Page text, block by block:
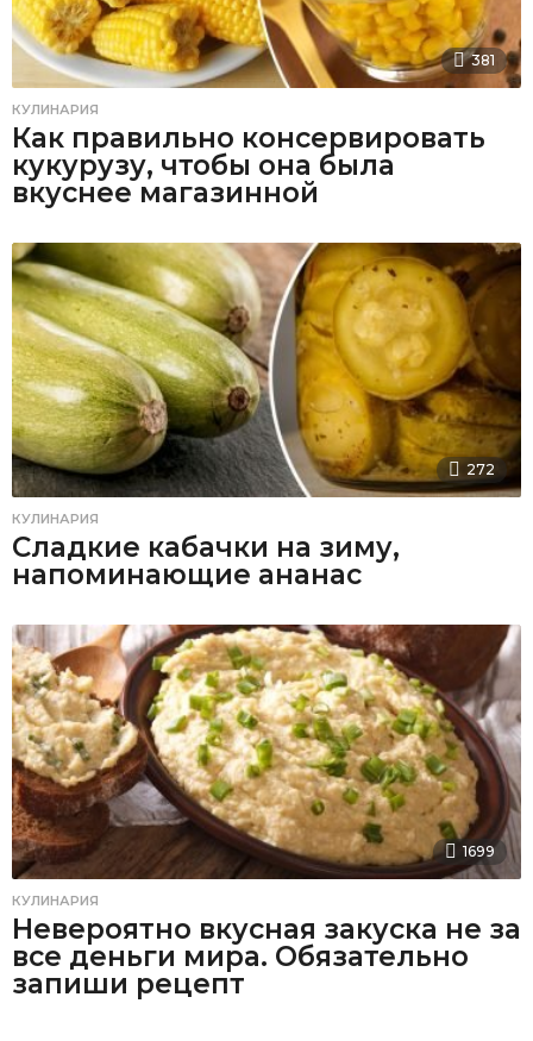
381
КУЛИНАРИЯ
Как правильно консервировать
кукурузу, чтобы она была
вкуснее магазинной
272
КУЛИНАРИЯ
Сладкие кабачки на зиму,
напоминающие ананас
1699
КУЛИНАРИЯ
Невероятно вкусная закуска не за
все деньги мира. Обязательно
запиши рецепт